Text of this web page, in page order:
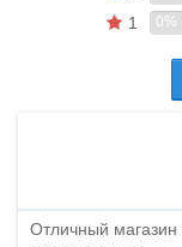
1 0%
Отличный